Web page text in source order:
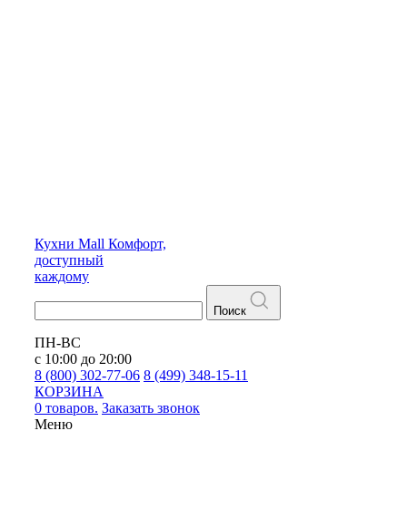
Кухни Mall Комфорт,
доступный
каждому
Поиск
ПН-ВС
с 10:00 до 20:00
8 (800) 302-77-06 8 (499) 348-15-11
КОРЗИНА
0 товаров. Заказать звонок
Меню